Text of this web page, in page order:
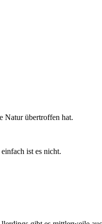
Natur übertroffen hat.
ist es nicht.